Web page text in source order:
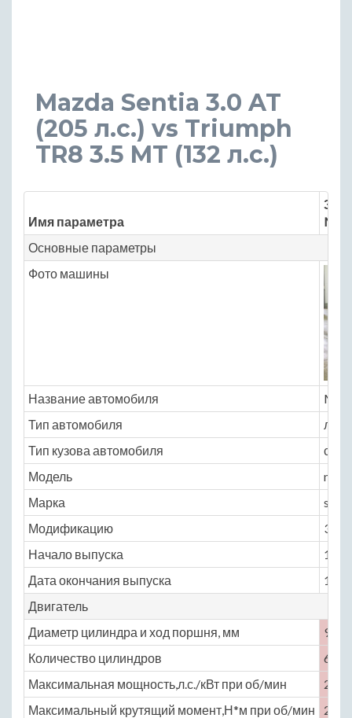
Mazda Sentia 3.0 AT
(205 л.с.) vs Triumph
TR8 3.5 MT (132 л.с.)
Имя параметра
Основные параметры
Фото машины
Название автомобиля
Тип автомобиля
Тип кузова автомобиля
Модель
Марка
Модификацию
3.0
Начало выпуска
1995
Дата окончания выпуска
1999
Двигатель
Диаметр цилиндра и ход поршня, мм
90 ×
Количество цилиндров
6
Максимальная мощность,л.с./кВт при об/мин
205
Максимальный крутящий момент,Н*м при об/мин
272